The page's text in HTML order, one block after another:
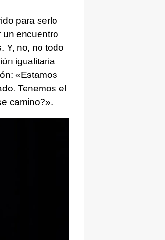
para serlo
un encuentro
Y, no, no todo
igualitaria
«Estamos
Tenemos el
camino?».